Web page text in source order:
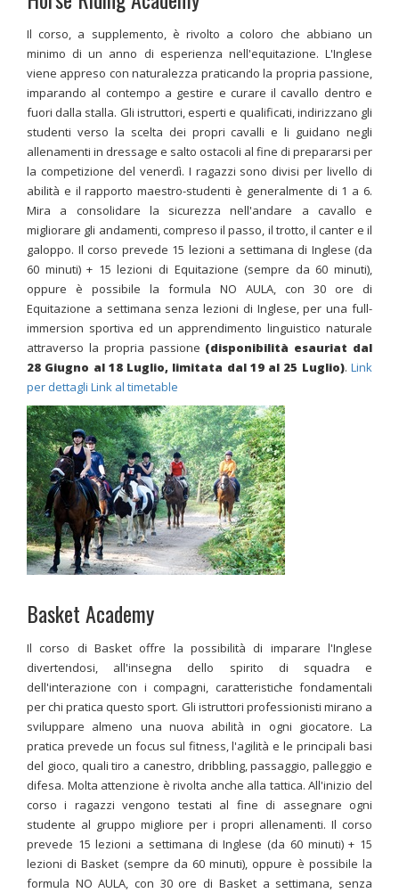
Il corso, a supplemento, è rivolto a coloro che abbiano un
minimo di un anno di esperienza nell'equitazione. L'Inglese
viene appreso con naturalezza praticando la propria passione,
imparando al contempo a gestire e curare il cavallo dentro e
fuori dalla stalla. Gli istruttori, esperti e qualificati, indirizzano gli
studenti verso la scelta dei propri cavalli e li guidano negli
allenamenti in dressage e salto ostacoli al fine di prepararsi per
la competizione del venerdì. I ragazzi sono divisi per livello di
abilità e il rapporto maestro-studenti è generalmente di 1 a 6.
Mira a consolidare la sicurezza nell'andare a cavallo e
migliorare gli andamenti, compreso il passo, il trotto, il canter e il
galoppo. Il corso prevede 15 lezioni a settimana di Inglese (da
60 minuti) + 15 lezioni di Equitazione (sempre da 60 minuti)
oppure è possibile la formula NO AULA, con 30 ore di
Equitazione a settimana senza lezioni di Inglese , per una full-
immersion sportiva ed un apprendimento linguistico naturale
attraverso la propria passione (disponibilità esauriat dal
28 Giugno al 18 Luglio, limitata dal 19 al 25 Luglio).Link
per dettagli Link al timetable
Basket Academy
Il corso di Basket offre la possibilità di imparare l'Inglese
divertendosi, all'insegna dello spirito di squadra e
dell'interazione con i compagni, caratteristiche fondamentali
per chi pratica questo sport. Gli istruttori professionisti mirano a
sviluppare almeno una nuova abilità in ogni giocatore. La
pratica prevede un focus sul fitness, l'agilità e le principali basi
del gioco, quali tiro a canestro, dribbling, passaggio, palleggio e
difesa. Molta attenzione è rivolta anche alla tattica. All'inizio del
corso i ragazzi vengono testati al fine di assegnare ogni
studente al gruppo migliore per i propri allenamenti. Il corso
prevede 15 lezioni a settimana di Inglese (da 60 minuti) + 15
lezioni di Basket (sempre da 60 minuti) , oppure è possibile la
formula NO AULA, con 30 ore di Basket a settimana, senza